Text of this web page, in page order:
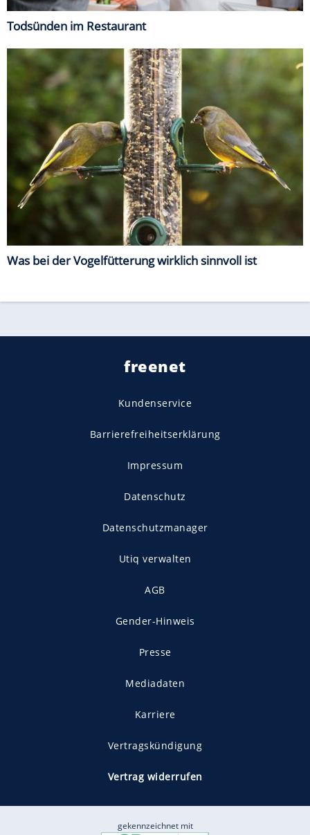
Todsünden im Restaurant
Was bei der Vogelfütterung wirklich sinnvoll ist
freenet
Kundenservice
Barrierefreiheitserklärung
Impressum
Datenschutz
Datenschutzmanager
Utiq verwalten
AGB
Gender-Hinweis
Presse
Mediadaten
Karriere
Vertragskündigung
Vertrag widerrufen
gekennzeichnet mit